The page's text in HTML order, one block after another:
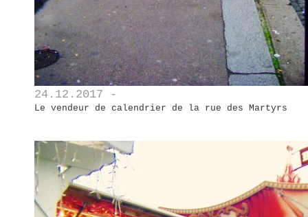
24.12.2017 -
Le vendeur de calendrier de la rue des Martyrs